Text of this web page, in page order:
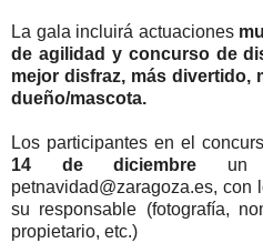
La gala incluirá actuaciones
de agilidad y concurso de
mejor disfraz, más divertido,
dueño/mascota.
Los participantes en el
14 de diciembre un
petnavidad@zaragoza.es, con
su responsable (fotografía,
propietario, etc.)